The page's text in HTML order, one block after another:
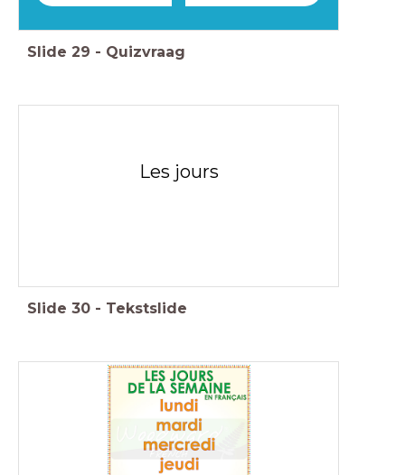
Slide 29 - Quizvraag
Les jours
Slide 30 - Tekstslide